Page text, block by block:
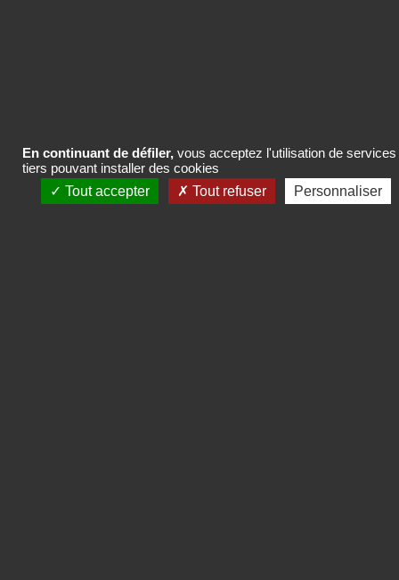
En continuant de défiler, vous acceptez l'utilisation de services
tiers pouvant installer des cookies
Tout accepter
Tout refuser Personnaliser